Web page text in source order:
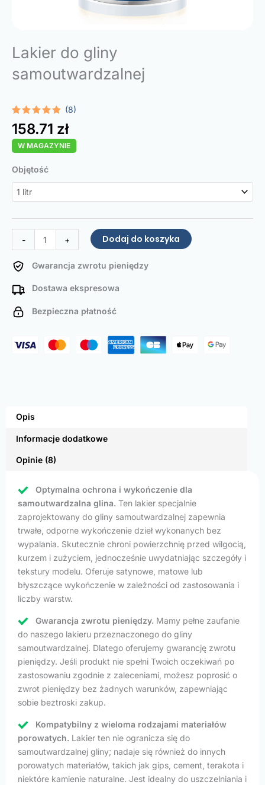
Lakier do gliny
samoutwardzalnej
Oceniony
4.75na 5
na
podstawie
8
ocen
(8)
158.71 zł
W MAGAZYNIE
Objętość
-
ilość
Air-
Dry
+
Dodaj do koszyka
Gwarancja zwrotu pieniędzy
Dostawa ekspresowa
Bezpieczna płatność
Opis
Informacje dodatkowe
Opinie (8)
Optymalna ochrona i wykończenie dla
samoutwardzalna glina. Ten lakier specjalnie
zaprojektowany do gliny samoutwardzalnej zapewnia
trwałe, odporne wykończenie dzieł wykonanych bez
wypalania. Skutecznie chroni powierzchnię przed wilgocią,
kurzem i zużyciem, jednocześnie uwydatniając szczegóły i
tekstury modelu. Oferuje satynowe, matowe lub
błyszczące wykończenie w zależności od zastosowania i
liczby warstw.
Gwarancja zwrotu pieniędzy. Mamy pełne zaufanie
do naszego lakieru przeznaczonego do gliny
samoutwardzalnej. Dlatego oferujemy gwarancję zwrotu
pieniędzy. Jeśli produkt nie spełni Twoich oczekiwań po
zastosowaniu zgodnie z zaleceniami, możesz poprosić o
zwrot pieniędzy bez żadnych warunków, zapewniając
sobie beztroski zakup.
Kompatybilny z wieloma rodzajami materiałów
porowatych. Lakier ten nie ogranicza się do
samoutwardzalnej gliny; nadaje się również do innych
porowatych materiałów, takich jak gips, cement, terakota i
niektóre kamienie naturalne. Jest idealny do uszczelniania i